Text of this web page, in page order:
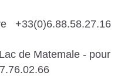
+33(0)6.88.58.27.16
de Matemale - pour